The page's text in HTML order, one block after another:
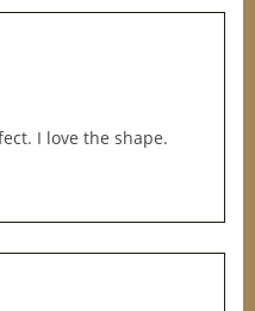
I love the shape.